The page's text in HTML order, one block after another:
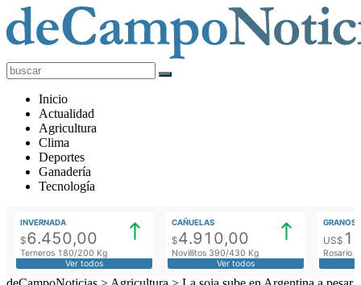
deCampoNoticias
Actualidad
Agropecuaria
Inicio
Actualidad
Agricultura
Clima
Deportes
Ganadería
Tecnología
INVERNADA
$6.450,00
Terneros 180/200 Kg
Ver todos
CAÑUELAS
$4.910,00
Novillitos 390/430 Kg
Ver todos
GRANOS
US$
Rosario